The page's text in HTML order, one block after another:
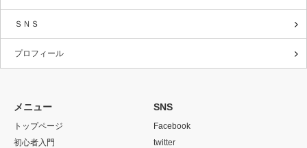
ＳＮＳ
プロフィール
メニュー
トップページ
初心者入門
SNS
Facebook
twitter